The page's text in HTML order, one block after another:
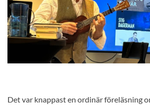
Det var knappast en ordinär föreläsning